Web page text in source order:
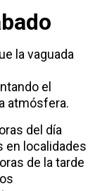
la vaguada
el
atmósfera.
del día
en localidades
de la tarde